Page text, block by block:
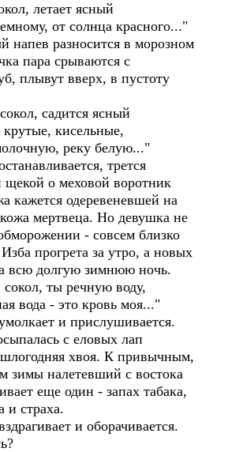
летает ясный
от солнца красного..."
разносится в морозном
пара срываются с
плывут вверх, в пустоту
садится ясный
кисельные,
реку белую..."
трется
щекой о меховой воротник
кажется одеревеневшей на
мертвеца. Но девушка не
- совсем близко
прогрета за утро, а новых
всю долгую зимнюю ночь.
ты речную воду,
вода - это кровь моя..."
и прислушивается.
с еловых лап
хвоя. К привычным,
зимы налетевший с востока
еще один - запах табака,
и страха.
и оборачивается.